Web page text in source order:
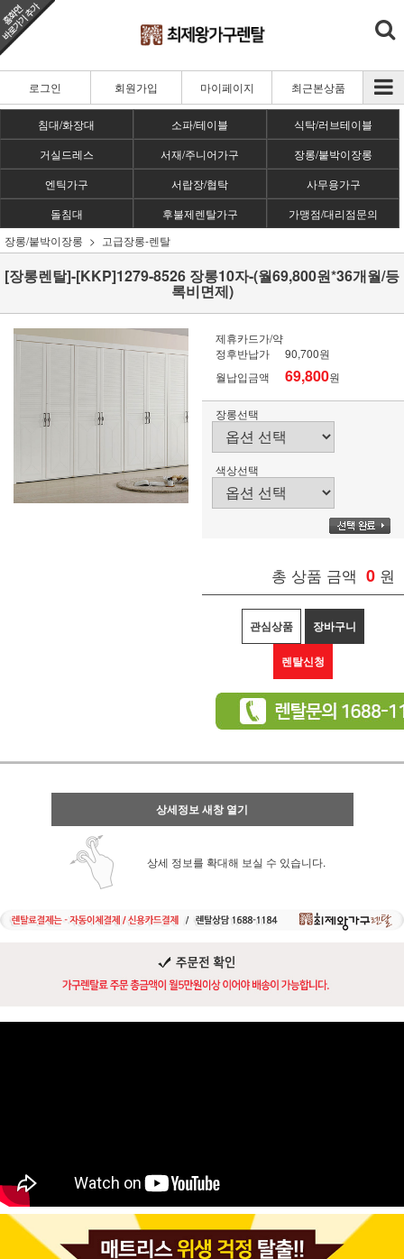
로그인 회원가입 마이페이지 최근본상품
침대/화장대 소파/테이블
식탁/러브테이블
거실드레스
서재/주니어가구
장롱/붙박이장롱
엔틱가구
서랍장/협탁
사무용가구
돌침대
후불제렌탈가구
가맹점/대리점문의
장롱/붙박이장롱
고급장롱-렌탈
[장롱렌탈]-[KKP]1279-8526 장롱10자-(월69,800원*36개월/등
록비면제)
제휴카드가/약
정후반납가
90,700원
월납입금액
69,800원
장롱선택
색상선택
총 상품 금액 0 원
관심상품 장바구니
렌탈신청
상세정보 새창 열기
상세 정보를 확대해 보실 수 있습니다.